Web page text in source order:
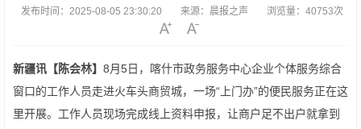
发布时间： 2025-08-05 23:30:20 来源： 晨报之声 浏览量： 40753次
新疆讯【陈会林】 8月5日，喀什市政务服务中心企业个体服务综合
窗口的工作人员走进火车头商贸城，一场“上门办”的便民服务正在这
里开展。工作人员现场完成线上资料申报，让商户足不出户就拿到